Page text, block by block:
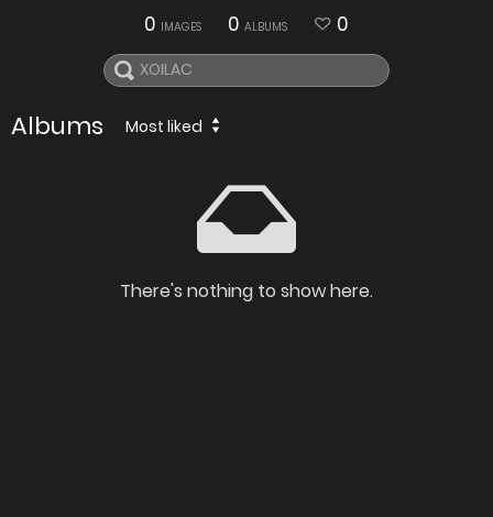
0 IMAGES 0 ALBUMS 0
Albums Most liked
There's nothing to show here.